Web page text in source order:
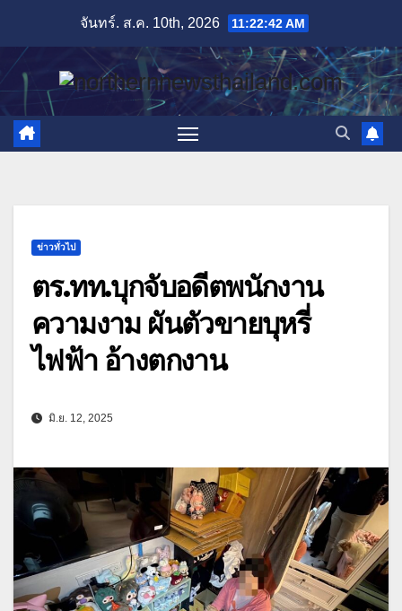
content
จันทร์. ส.ค. 10th, 2026 11:22:43 AM
ข่าวทั่วไป
ตร.ทท.บุกจับอดีตพนักงาน
ความงาม ผันตัวขายบุหรี่
ไฟฟ้า อ้างตกงาน
มิ.ย. 12, 2025